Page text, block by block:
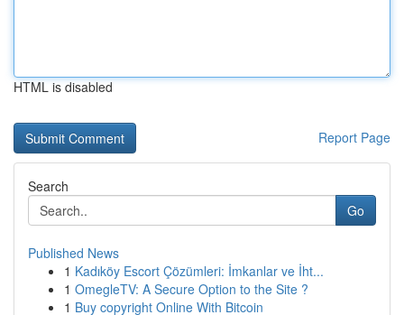
HTML is disabled
Report Page
Search
Go
Published News
1 Kadıköy Escort Çözümleri: İmkanlar ve İht...
1 OmegleTV: A Secure Option to the Site ?
1 Buy copyright Online With Bitcoin